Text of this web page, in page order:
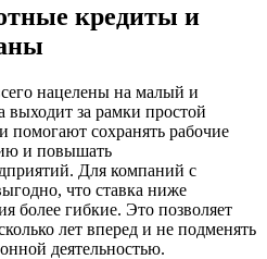
кредиты и
нацелены на малый и
выходит за рамки простой
сохранять рабочие
и повышать
Для компаний с
что ставка ниже
более гибкие. Это позволяет
лет вперед и не подменять
деятельностью.